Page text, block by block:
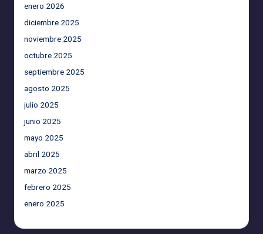
enero 2026
diciembre 2025
noviembre 2025
octubre 2025
septiembre 2025
agosto 2025
julio 2025
junio 2025
mayo 2025
abril 2025
marzo 2025
febrero 2025
enero 2025